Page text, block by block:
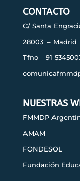
CONTACTO
C/ Santa
28003 – Madrid
Tfno – 91
NUESTRAS
FMMDP
AMAM
FONDESOL
Fundación